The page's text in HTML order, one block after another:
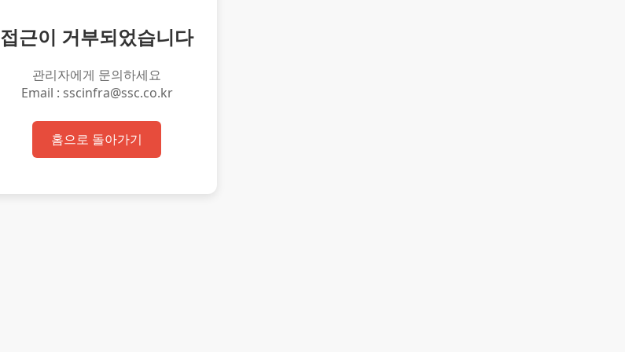
접근이 거부되었습니다
관리자에게 문의하세요
Email : sscinfra@ssc.co.kr
홈으로 돌아가기